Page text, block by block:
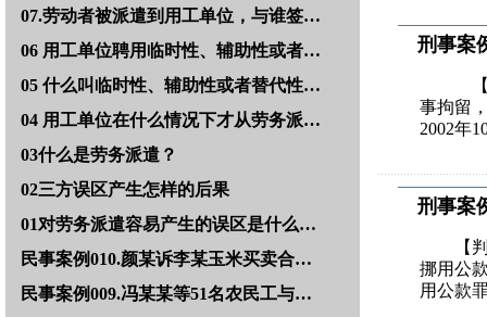
07.劳动者被派遣到用工单位，与谁签…
06 用工单位聘用临时性、辅助性或者…
05 什么叫临时性、辅助性或者替代性…
04 用工单位在什么情况下才从劳务派…
03什么是劳务派遣？
02三方误区产生怎样的后果
01对劳务派遣容易产生的误区是什么…
民事案例010.颜某诉李某玉米买卖合…
民事案例009.冯某某等51名农民工与…
刑事案
【
事拘留
2002年
刑事案
【
挪用公
用公款